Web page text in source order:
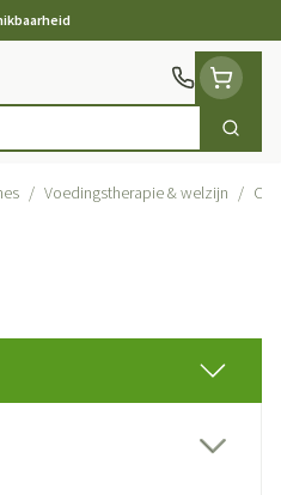
Zoek
/ Voedingstherapie & welzijn /